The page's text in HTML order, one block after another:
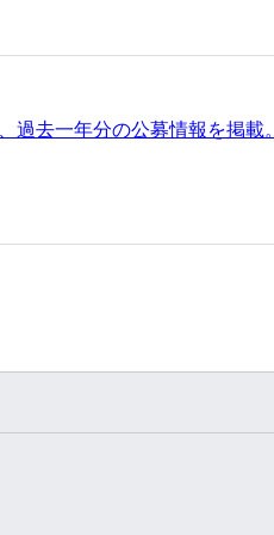
去一年分の公募情報を掲載。